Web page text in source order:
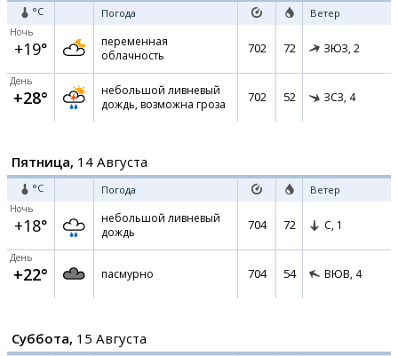
°C Погода Ветер
Ночь
+19°
переменная
облачность
702 72 ЗЮЗ, 2
День
+28°
небольшой ливневый
дождь, возможна гроза
702 52 ЗСЗ, 4
Пятница, 14 Августа
°C Погода Ветер
Ночь
+18°
небольшой ливневый
дождь
704 72 С, 1
День
+22° пасмурно 704 54 ВЮВ, 4
Суббота, 15 Августа